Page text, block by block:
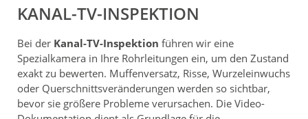
KANAL-TV-INSPEKTION
Bei der Kanal-TV-Inspektion führen wir eine
Spezialkamera in Ihre Rohrleitungen ein, um den Zustand
exakt zu bewerten. Muffenversatz, Risse, Wurzeleinwuchs
oder Querschnittsveränderungen werden so sichtbar,
bevor sie größere Probleme verursachen. Die Video-